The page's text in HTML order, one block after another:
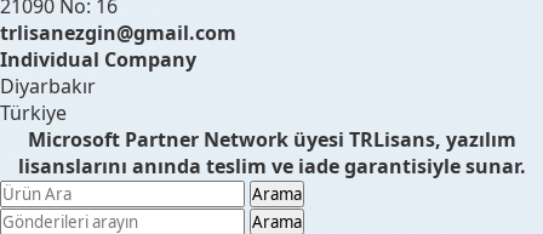
21090 No: 16
trlisanezgin@gmail.com
Individual Company
Diyarbakır
Türkiye
Microsoft Partner Network üyesi TRLisans, yazılım
lisanslarını anında teslim ve iade garantisiyle sunar.
Arama
Arama